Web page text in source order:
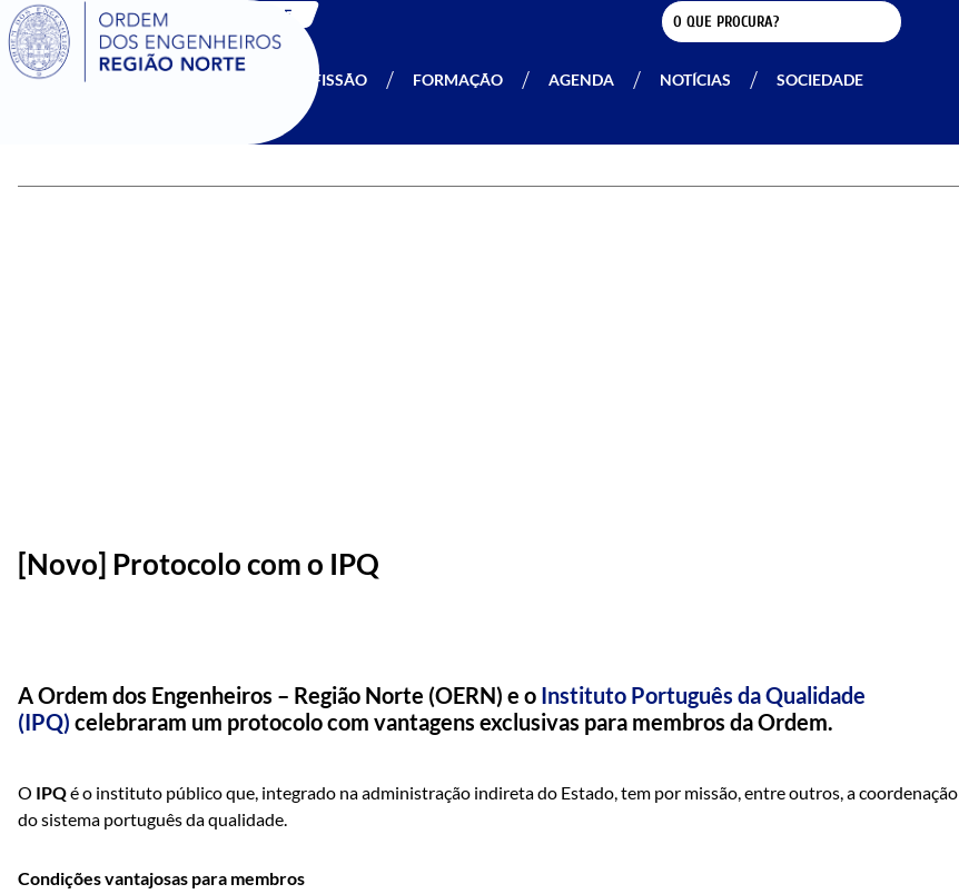
SIGOE
A OERN PROFISSÃO FORMAÇÃO AGENDA NOTÍCIAS SOCIEDADE
[Novo] Protocolo com o IPQ
A Ordem dos Engenheiros – Região Norte (OERN) e o Instituto Português da Qualidade
(IPQ) celebraram um protocolo com vantagens exclusivas para membros da Ordem.
O IPQé o instituto público que, integrado na administração indireta do Estado, tem por missão, entre outros, ​a coordenação
do sistema português da qualidade.
Condições vantajosas para membros